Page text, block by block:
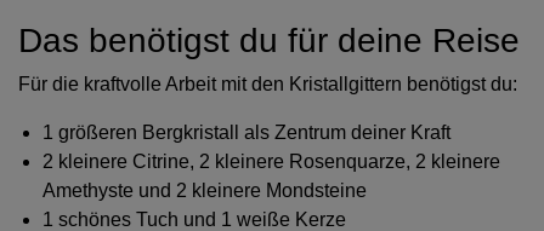
Das benötigst du für deine Reise
Für die kraftvolle Arbeit mit den Kristallgittern benötigst du:
1 größeren Bergkristall als Zentrum deiner Kraft
2 kleinere Citrine, 2 kleinere Rosenquarze, 2 kleinere
Amethyste und 2 kleinere Mondsteine
1 schönes Tuch und 1 weiße Kerze